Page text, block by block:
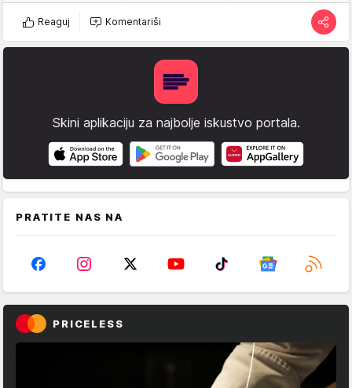
Reaguj Komentariši
Skini aplikaciju za najbolje iskustvo portala.
PRATITE NAS NA
PRICELESS